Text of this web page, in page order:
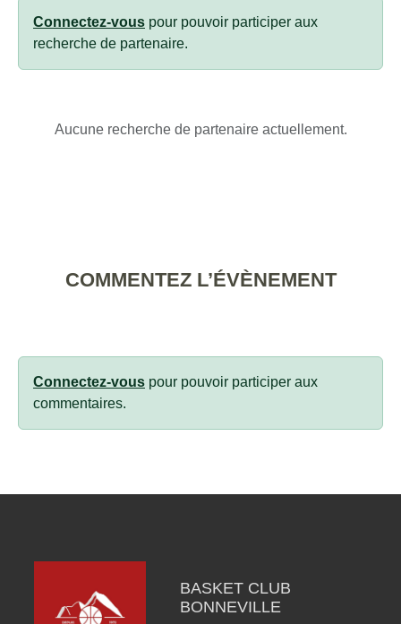
Connectez-vous pour pouvoir participer aux
recherche de partenaire.
Aucune recherche de partenaire actuellement.
COMMENTEZ L’ÉVÈNEMENT
Connectez-vous pour pouvoir participer aux
commentaires.
BASKET CLUB
BONNEVILLE